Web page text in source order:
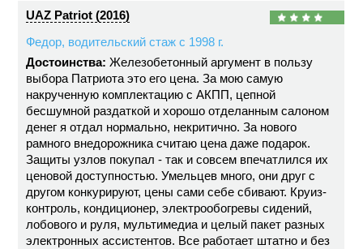
UAZ Patriot (2016)
Федор, водительский стаж с 1998 г.
Достоинства: Железобетонный аргумент в пользу
выбора Патриота это его цена. За мою самую
накрученную комплектацию с АКПП, цепной
бесшумной раздаткой и хорошо отделанным салоном
денег я отдал нормально, некритично. За нового
рамного внедорожника считаю цена даже подарок.
Защиты узлов покупал - так и совсем впечатлился их
ценовой доступностью. Умельцев много, они друг с
другом конкурируют, цены сами себе сбивают. Круиз-
контроль, кондиционер, электрообогревы сидений,
лобового и руля, мультимедиа и целый пакет разных
электронных ассистентов. Все работает штатно и без